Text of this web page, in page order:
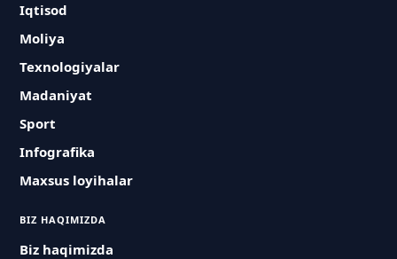
Iqtisod
Moliya
Texnologiyalar
Madaniyat
Sport
Infografika
Maxsus loyihalar
BIZ HAQIMIZDA
Biz haqimizda